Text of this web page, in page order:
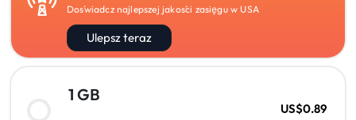
Doświadcz najlepszej jakości zasięgu w USA
Ulepsz teraz
1 GB
US$0.89